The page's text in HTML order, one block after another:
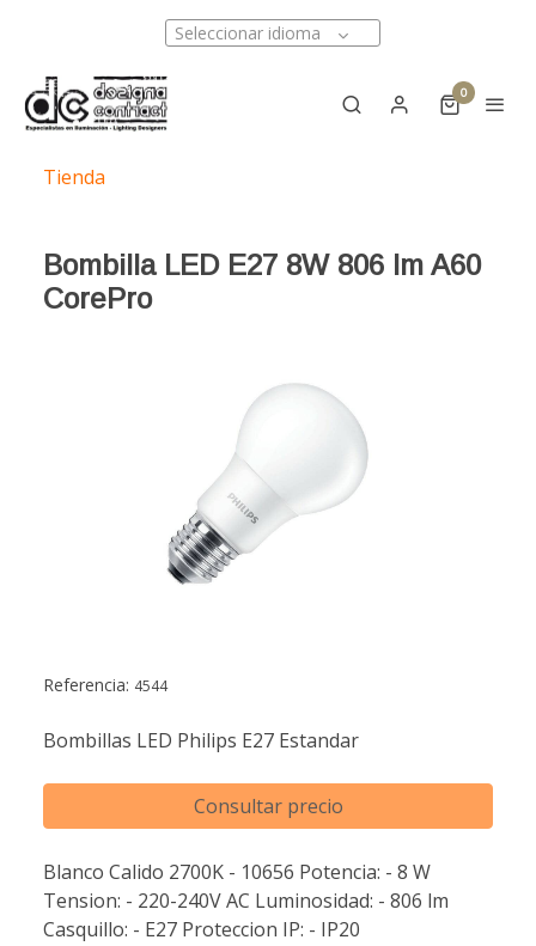
Seleccionar idioma
0
Tienda
Bombilla LED E27 8W 806 lm A60
CorePro
Referencia: 4544
Bombillas LED Philips E27 Estandar
Consultar precio
Blanco Calido 2700K - 10656 Potencia: - 8 W
Tension: - 220-240V AC Luminosidad: - 806 lm
Casquillo: - E27 Proteccion IP: - IP20